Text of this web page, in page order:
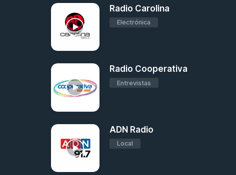
Radio Carolina
Electrónica
Radio Cooperativa
Entrevistas
ADN Radio
Local